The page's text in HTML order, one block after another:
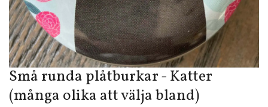
Små runda plåtburkar - Katter
(många olika att välja bland)